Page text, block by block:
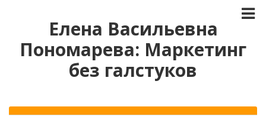
Елена Васильевна
Пономарева: Маркетинг
без галстуков